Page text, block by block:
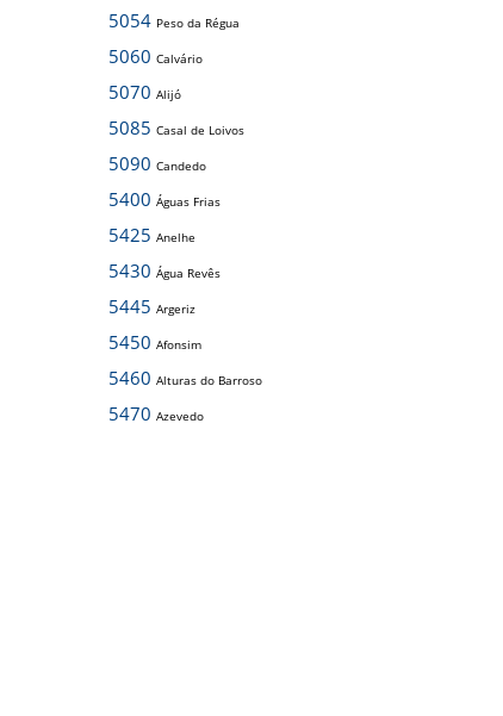
5054 Peso da Régua
5060 Calvário
5070 Alijó
5085 Casal de Loivos
5090 Candedo
5400 Águas Frias
5425 Anelhe
5430 Água Revês
5445 Argeriz
5450 Afonsim
5460 Alturas do Barroso
5470 Azevedo